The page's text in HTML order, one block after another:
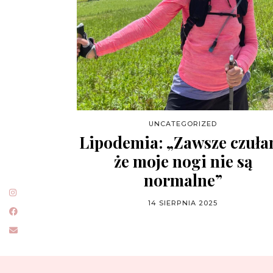
UNCATEGORIZED
Lipodemia: „Zawsze
że moje nogi nie są
normalne”
14 SIERPNIA 2025